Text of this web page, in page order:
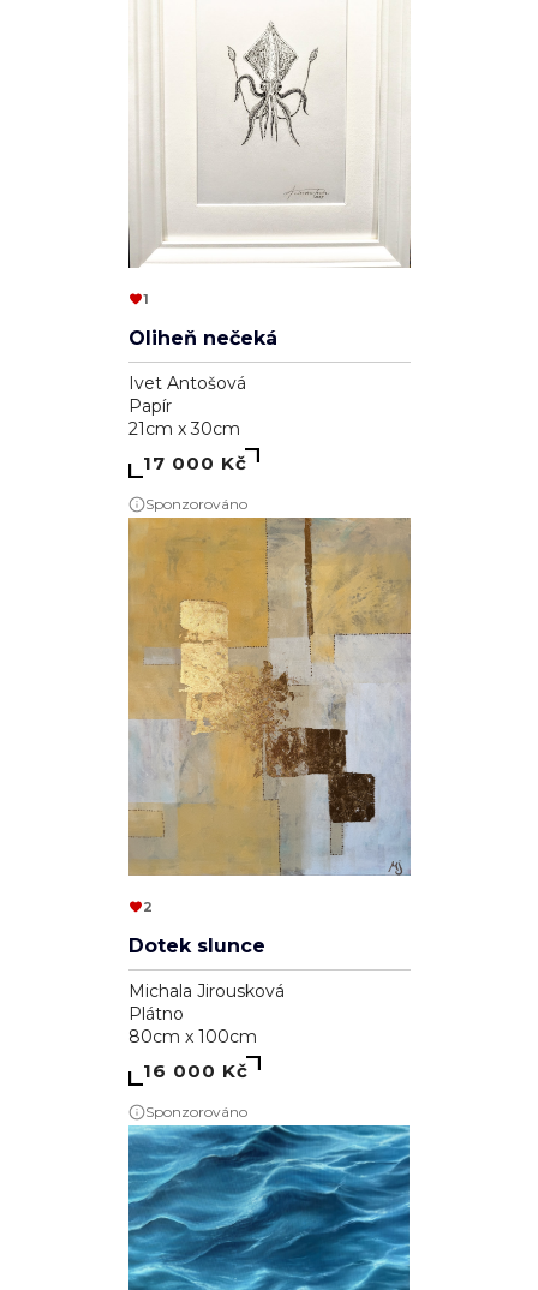
1
Oliheň nečeká
Ivet Antošová
Papír
21cm x 30cm
17 000 Kč
Sponzorováno
2
Dotek slunce
Michala Jirousková
Plátno
80cm x 100cm
16 000 Kč
Sponzorováno